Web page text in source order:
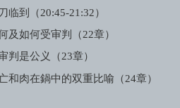
临到（20:45-21:32）
及如何受审判（22章）
判是公义（23章）
和肉在鍋中的双重比喻（24章）